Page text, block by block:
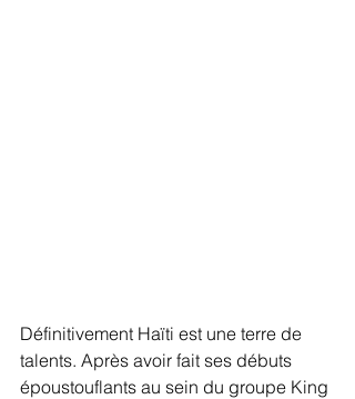
Définitivement Haïti est une terre de
talents. Après avoir fait ses débuts
époustouflants au sein du groupe King